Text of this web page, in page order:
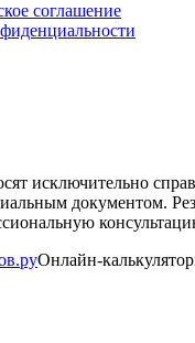
соглашение
исключительно
документом.
Онлайн-